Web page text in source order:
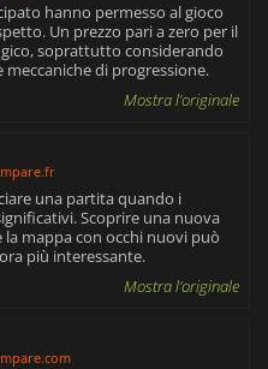
hanno permesso al gioco
Un prezzo pari a zero per il
soprattutto considerando
di progressione.
Mostra l'originale
una partita quando i
Scoprire una nuova
mappa con occhi nuovi può
più interessante.
Mostra l'originale